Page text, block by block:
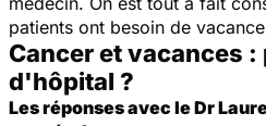
patients ont besoin de
Cancer et vacances
d'hôpital ?
Les réponses avec le Dr